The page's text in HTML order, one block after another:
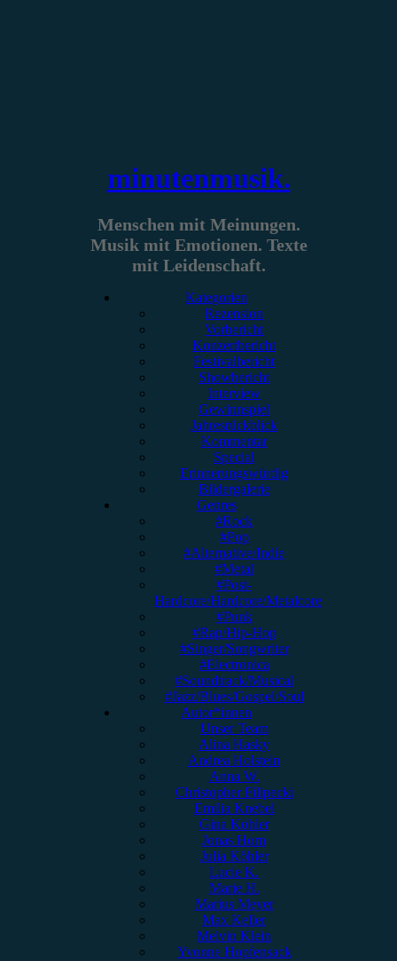
minutenmusik.
Menschen mit Meinungen.
Musik mit Emotionen. Texte
mit Leidenschaft.
Kategorien
Rezension
Vorbericht
Konzertbericht
Festivalbericht
Showbericht
Interview
Gewinnspiel
Jahresrückblick
Kommentar
Special
Erinnerungswürdig
Bildergalerie
Genres
#Rock
#Pop
#Alternative/Indie
#Metal
#Post-
Hardcore/Hardcore/Metalcore
#Punk
#Rap/Hip-Hop
#Singer/Songwriter
#Electronica
#Soundtrack/Musical
#Jazz/Blues/Gospel/Soul
Autor*innen
Unser Team
Alina Hasky
Andrea Holstein
Anna W.
Christopher Filipecki
Emilia Knebel
Gina Köhler
Jonas Horn
Julia Köhler
Lucie K.
Marie H.
Marius Meyer
Max Keller
Melvin Klein
Yvonne Hopfensack